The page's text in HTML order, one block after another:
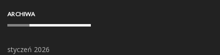
ARCHIWA
styczeń 2026